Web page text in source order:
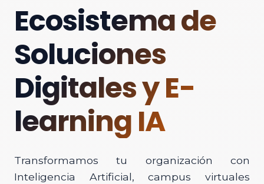
Ecosistema de
Soluciones
Digitales y E-
learning IA
Transformamos tu organización con
Inteligencia Artificial, campus virtuales